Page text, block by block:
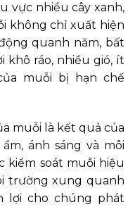
vực nhiều cây xanh,
không chỉ xuất hiện
quanh năm, bất
khô ráo, nhiều gió, ít
muỗi bị hạn chế
muỗi là kết quả của
ánh sáng và môi
kiểm soát muỗi hiệu
trường xung quanh
lợi cho chúng phát